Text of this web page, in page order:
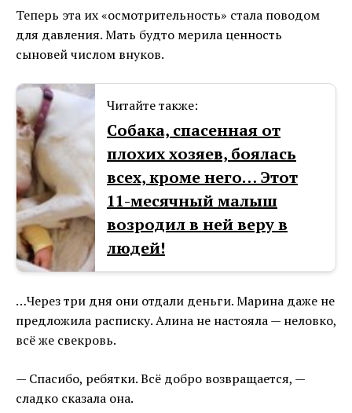
Теперь эта их «осмотрительность» стала поводом
для давления. Мать будто мерила ценность
сыновей числом внуков.
Читайте также:
Собака, спасенная от
плохих хозяев, боялась
всех, кроме него… Этот
11-месячный малыш
возродил в ней веру в
людей!
…Через три дня они отдали деньги. Марина даже не
предложила расписку. Алина не настояла — неловко,
всё же свекровь.
— Спасибо, ребятки. Всё добро возвращается, —
сладко сказала она.